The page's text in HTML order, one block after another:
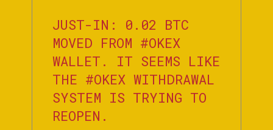
JUST-IN: 0.02 BTC
MOVED FROM #OKEX
WALLET. IT SEEMS LIKE
THE #OKEX WITHDRAWAL
SYSTEM IS TRYING TO
REOPEN.